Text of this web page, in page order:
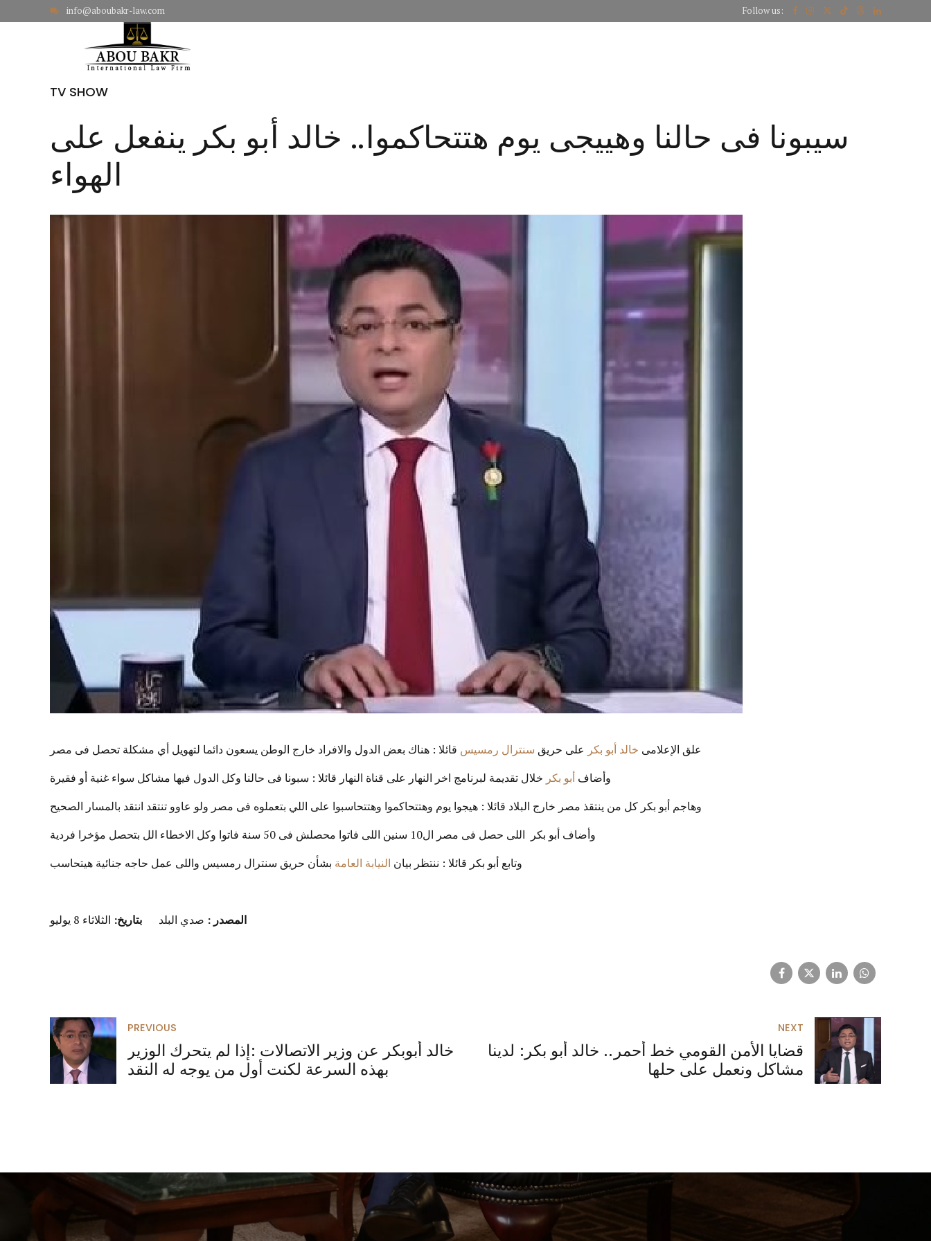
info@aboubakr-law.com Follow us:
TV SHOW
سيبونا فى حالنا وهييجى يوم هتتحاكموا.. خالد أبو بكر ينفعل على
الهواء
علق الإعلامى خالد أبو بكر على حريق سنترال رمسيس قائلا : هناك بعض الدول والافراد خارج الوطن يسعون دائما لتهويل أي مشكلة تحصل فى مصر
وأضاف أبو بكر خلال تقديمة لبرنامج اخر النهار على قناة النهار قائلا : سبونا فى حالنا وكل الدول فيها مشاكل سواء غنية أو فقيرة
وهاجم أبو بكر كل من ينتقذ مصر خارج البلاد قائلا : هيجوا يوم وهتتحاكموا وهتتحاسبوا على اللي بتعملوه فى مصر ولو عاوو تنتقد انتقد بالمسار الصحيح
وأضاف أبو بكر اللى حصل فى مصر ال10 سنين اللى فاتوا محصلش فى 50 سنة فاتوا وكل الاخطاء الل بتحصل مؤخرا فردية
وتابع أبو بكر قائلا : ننتظر بيان النيابة العامة بشأن حريق سنترال رمسيس واللى عمل حاجه جنائية هيتحاسب
المصدر : صدي البلد بتاريخ: الثلاثاء 8 يوليو
PREVIOUS
خالد أبوبكر عن وزير الاتصالات :إذا لم يتحرك الوزير
بهذه السرعة لكنت أول من يوجه له النقد
NEXT
قضايا الأمن القومي خط أحمر.. خالد أبو بكر: لدينا
مشاكل ونعمل على حلها